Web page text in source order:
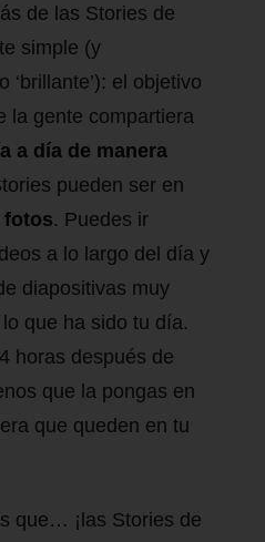
de las Stories de
simple (y
‘brillante’): el objetivo
la gente compartiera
a día de manera
pueden ser en
fotos. Puedes ir
a lo largo del día y
diapositivas muy
que ha sido tu día.
horas después de
que la pongas en
que queden en tu
que… ¡las Stories de